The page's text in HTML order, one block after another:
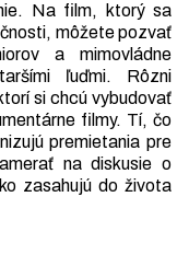
Na film, ktorý sa
môžete pozvať
a mimovládne
ľuďmi. Rôzni
si chcú vybudovať
filmy. Tí, čo
premietania pre
na diskusie o
zasahujú do života